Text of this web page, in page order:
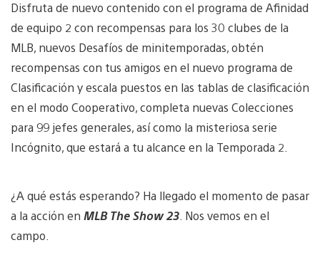
Disfruta de nuevo contenido con el programa de Afinidad
de equipo 2 con recompensas para los 30 clubes de la
MLB, nuevos Desafíos de minitemporadas, obtén
recompensas con tus amigos en el nuevo programa de
Clasificación y escala puestos en las tablas de clasificación
en el modo Cooperativo, completa nuevas Colecciones
para 99 jefes generales, así como la misteriosa serie
Incógnito, que estará a tu alcance en la Temporada 2.
¿A qué estás esperando? Ha llegado el momento de pasar
a la acción en MLB The Show 23 . Nos vemos en el
campo.